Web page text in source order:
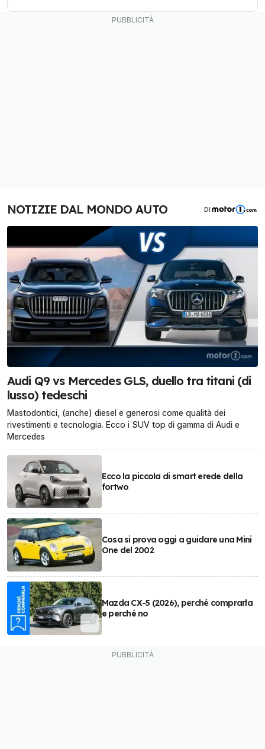
NOTIZIE DAL MONDO AUTO DI
Audi Q9 vs Mercedes GLS, duello tra titani (di
lusso) tedeschi
Mastodontici, (anche) diesel e generosi come qualità dei
rivestimenti e tecnologia. Ecco i SUV top di gamma di Audi e
Mercedes
Ecco la piccola di smart erede della
fortwo
Cosa si prova oggi a guidare una Mini
One del 2002
Mazda CX-5 (2026), perché comprarla
e perché no